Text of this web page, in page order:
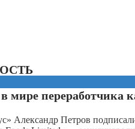
мире переработчика
Александр Петров